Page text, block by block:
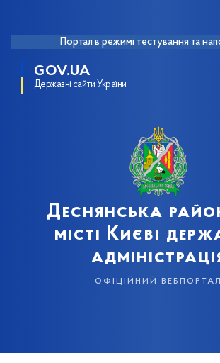
Портал в режимі тестування та
GOV.UA
Державні сайти України
Деснянська
місті Києві
офіційний вебпортал